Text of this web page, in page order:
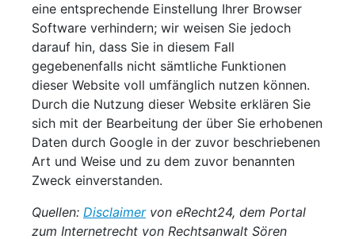
eine entsprechende Einstellung Ihrer Browser
Software verhindern; wir weisen Sie jedoch
darauf hin, dass Sie in diesem Fall
gegebenenfalls nicht sämtliche Funktionen
dieser Website voll umfänglich nutzen können.
Durch die Nutzung dieser Website erklären Sie
sich mit der Bearbeitung der über Sie erhobenen
Daten durch Google in der zuvor beschriebenen
Art und Weise und zu dem zuvor benannten
Zweck einverstanden.
Quellen: Disclaimervon eRecht24, dem Portal
zum Internetrecht von Rechtsanwalt Sören